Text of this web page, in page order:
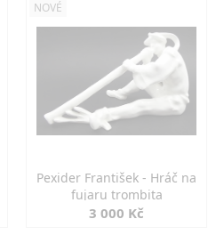
NOVÉ
Pexider František - Hráč na
fujaru trombita
3 000 Kč